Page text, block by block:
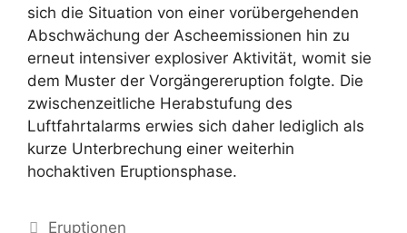
sich die Situation von einer vorübergehenden
Abschwächung der Ascheemissionen hin zu
erneut intensiver explosiver Aktivität, womit sie
dem Muster der Vorgängereruption folgte. Die
zwischenzeitliche Herabstufung des
Luftfahrtalarms erwies sich daher lediglich als
kurze Unterbrechung einer weiterhin
hochaktiven Eruptionsphase.
Kategorien
Eruptionen